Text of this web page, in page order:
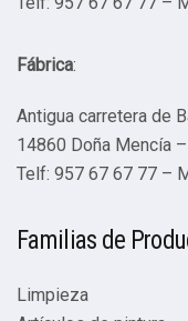
Fábrica:
Antigua carretera de
14860 Doña Mencía
Telf: 957 67 67 77 –
Familias de
Limpieza